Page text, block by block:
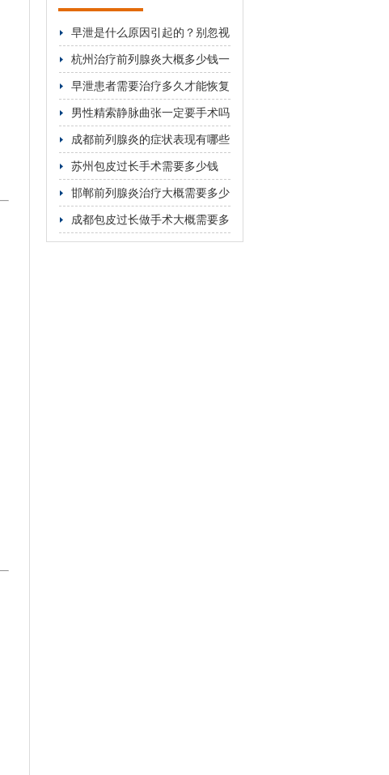
早泄是什么原因引起的？别忽视
这5个关键因素
杭州治疗前列腺炎大概多少钱一
次
早泄患者需要治疗多久才能恢复
男性精索静脉曲张一定要手术吗
成都前列腺炎的症状表现有哪些
苏州包皮过长手术需要多少钱
邯郸前列腺炎治疗大概需要多少
费用
成都包皮过长做手术大概需要多
少钱